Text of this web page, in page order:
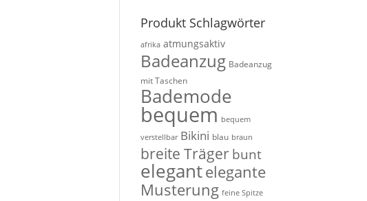
Produkt Schlagwörter
afrika atmungsaktiv
Badeanzug Badeanzug
mit Taschen
Bademode
bequem bequem
verstellbar Bikini blau braun
breite Trägerbunt
elegantelegante
Musterung feine Spitze